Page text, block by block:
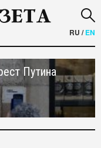
RU /EN
Путина